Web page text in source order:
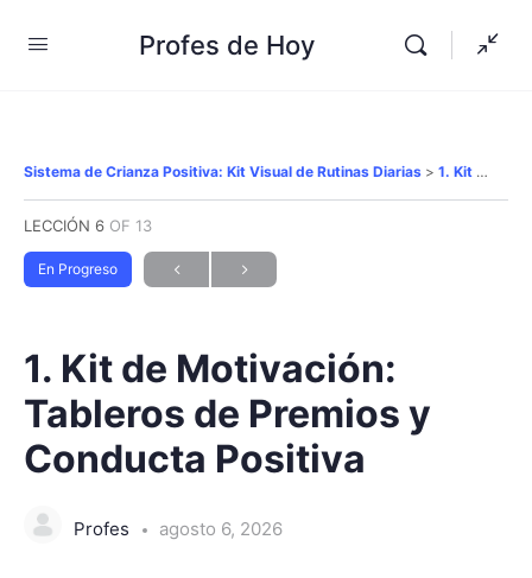
Profes de Hoy
Sistema de Crianza Positiva: Kit Visual de Rutinas Diarias 1. Kit de Motivación: Tableros de Premios y Conducta Positiva
LECCIÓN 6 OF 13
En Progreso
1. Kit de Motivación:
Tableros de Premios y
Conducta Positiva
Profes agosto 6, 2026